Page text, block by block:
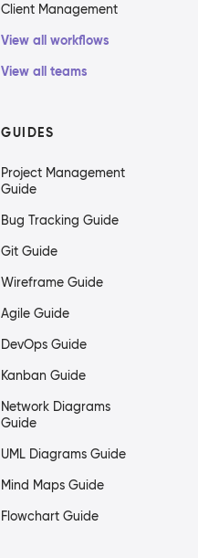
Client Management
View all workflows
View all teams
GUIDES
Project Management
Guide
Bug Tracking Guide
Git Guide
Wireframe Guide
Agile Guide
DevOps Guide
Kanban Guide
Network Diagrams
Guide
UML Diagrams Guide
Mind Maps Guide
Flowchart Guide